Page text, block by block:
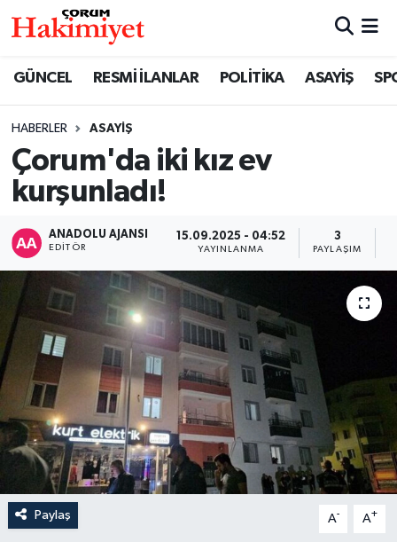
GÜNCEL RESMİ İLANLAR POLİTİKA ASAYİŞ
HABERLER ASAYİŞ
Çorum'da iki kız ev
kurşunladı!
ANADOLU AJANSI
EDITÖR
15.09.2025 - 04:52
YAYINLANMA
3
PAYLAŞIM
Paylaş A- A+
SAĞLIK
ASAYİŞ
EKONOMİ
GÜNCEL
AKTÜEL
EĞİTİM
İLÇELER
OTOPARK
TEKNOLOJİ
Nöbetçi Eczaneler
Çorum Namaz Vakitleri
Trafik Durumu
Süper Lig Puan Durumu ve Fikstür
Tüm Manşetler
Son Dakika Haberleri
Haber Arşivi